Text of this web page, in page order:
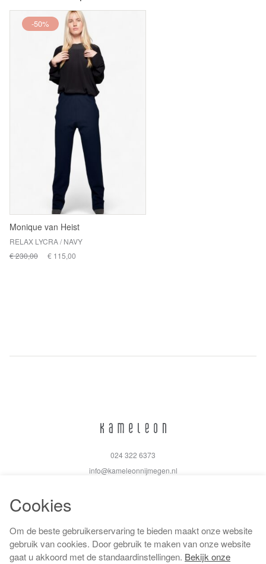
-50%
Monique van Heist
RELAX LYCRA / NAVY
€ 230,00
€ 115,00
024 322 6373
info@kameleonnijmegen.nl
Algemene voorwaarden
Privacy policy
Cookiebeleid
Cookies
Om de beste gebruikerservaring te bieden maakt onze website
gebruik van cookies. Door gebruik te maken van onze website
gaat u akkoord met de standaardinstellingen. Bekijk onze